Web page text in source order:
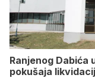
Ranjenog Dabića
pokušaja